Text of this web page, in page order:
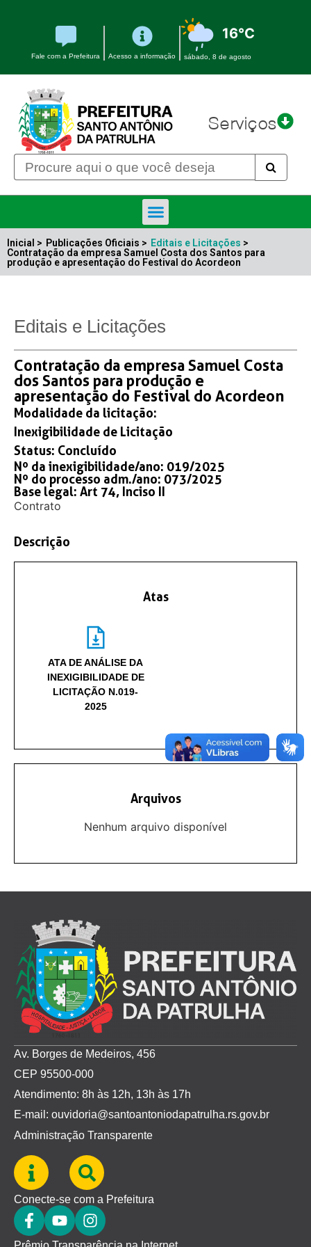
Fale com a Prefeitura Acesso a informação
16°C
sábado, 8 de agosto
Serviços
Inicial > Publicações Oficiais > Editais e Licitações >
Contratação da empresa Samuel Costa dos Santos para
produção e apresentação do Festival do Acordeon
Editais e Licitações
Contratação da empresa Samuel Costa
dos Santos para produção e
apresentação do Festival do Acordeon
Modalidade da licitação:
Inexigibilidade de Licitação
Status: Concluído
Nº da inexigibilidade/ano: 019/2025
Nº do processo adm./ano: 073/2025
Base legal: Art 74, Inciso II
Contrato
Descrição
Atas
ATA DE ANÁLISE DA
INEXIGIBILIDADE DE
LICITAÇÃO N.019-
2025
Arquivos
Nenhum arquivo disponível
Av. Borges de Medeiros, 456
CEP 95500-000
Atendimento: 8h às 12h, 13h às 17h
E-mail: ouvidoria@santoantoniodapatrulha.rs.gov.br
Administração Transparente
Conecte-se com a Prefeitura